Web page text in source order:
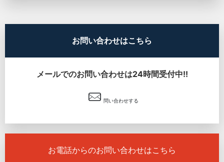
お問い合わせはこちら
メールでのお問い合わせは24時間受付中!!
問い合わせする
お電話からのお問い合わせはこちら